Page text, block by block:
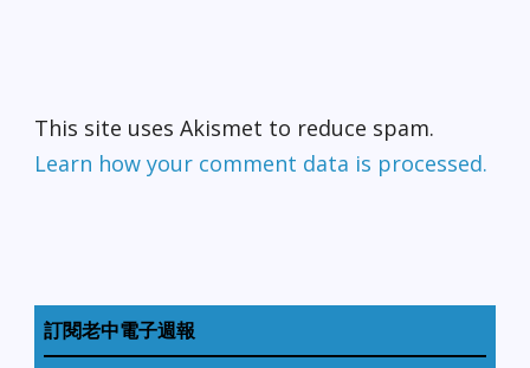
This site uses Akismet to reduce spam.
Learn how your comment data is processed.
訂閱老中電子週報